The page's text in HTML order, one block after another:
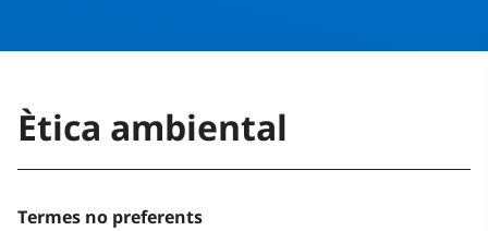
Ètica ambiental
Termes no preferents